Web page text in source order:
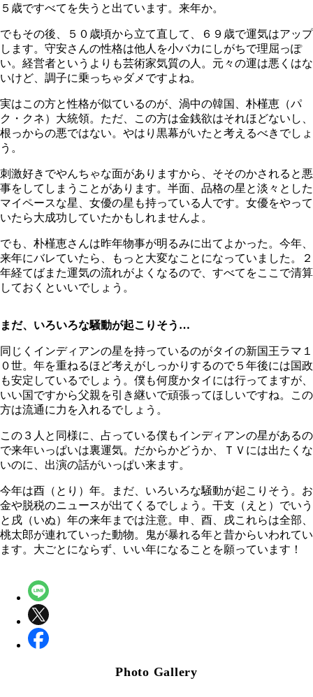
５歳ですべてを失うと出ています。来年か。
でもその後、５０歳頃から立て直して、６９歳で運気はアップ
します。守安さんの性格は他人を小バカにしがちで理屈っぽ
い。経営者というよりも芸術家気質の人。元々の運は悪くはな
いけど、調子に乗っちゃダメですよね。
実はこの方と性格が似ているのが、渦中の韓国、朴槿恵（パ
ク・クネ）大統領。ただ、この方は金銭欲はそれほどないし、
根っからの悪ではない。やはり黒幕がいたと考えるべきでしょ
う。
刺激好きでやんちゃな面がありますから、そそのかされると悪
事をしてしまうことがあります。半面、品格の星と淡々とした
マイペースな星、女優の星も持っている人です。女優をやって
いたら大成功していたかもしれませんよ。
でも、朴槿恵さんは昨年物事が明るみに出てよかった。今年、
来年にバレていたら、もっと大変なことになっていました。２
年経てばまた運気の流れがよくなるので、すべてをここで清算
しておくといいでしょう。
まだ、いろいろな騒動が起こりそう…
同じくインディアンの星を持っているのがタイの新国王ラマ１
０世。年を重ねるほど考えがしっかりするので５年後には国政
も安定しているでしょう。僕も何度かタイには行ってますが、
いい国ですから父親を引き継いで頑張ってほしいですね。この
方は流通に力を入れるでしょう。
この３人と同様に、占っている僕もインディアンの星があるの
で来年いっぱいは裏運気。だからかどうか、ＴＶには出たくな
いのに、出演の話がいっぱい来ます。
今年は酉（とり）年。まだ、いろいろな騒動が起こりそう。お
金や脱税のニュースが出てくるでしょう。干支（えと）でいう
と戌（いぬ）年の来年までは注意。申、酉、戌これらは全部、
桃太郎が連れていった動物。鬼が暴れる年と昔からいわれてい
ます。大ごとにならず、いい年になることを願っています！
Photo Gallery